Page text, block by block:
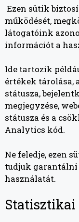
Ezen sütik
működését,
látogatóink
információt a
Ide tartozik
értékek tárolása,
státusza,
megjegyzése,
státusza és a
Analytics kód.
Ne feledje, ezen
tudjuk garantálni
használatát.